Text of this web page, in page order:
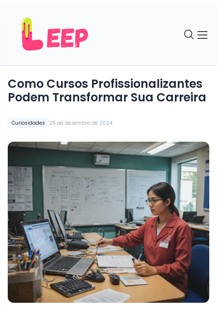
Curiosidades 25 de dezembro de 2024
Como Cursos Profissionalizantes
Podem Transformar Sua Carreira